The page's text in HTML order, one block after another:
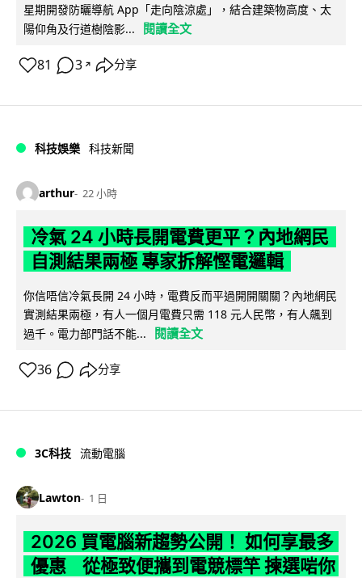
星期開發防曬導航 App「走向陰涼處」，結合建築物高度、太
陽仰角及行道樹陰影...
閱讀全文
81 3 ↗ 分享
科技娛樂 科技新聞
arthur 22 小時
冷氣 24 小時長開電費更平？內地網民
自測結果兩極 專家拆解慳電邏輯
你信唔信冷氣長開 24 小時，電費反而平過開開關關？內地網民
實測結果兩極，有人一個月電費只需 118 元人民幣，有人飆到
過千。電力部門話不能...
閱讀全文
36 分享
3C科技 流動電腦
Lawton 1 日
2026 買電腦新趨勢公開！ 如何享最多
優惠 從極致便攜到電競標竿 揀選啱你